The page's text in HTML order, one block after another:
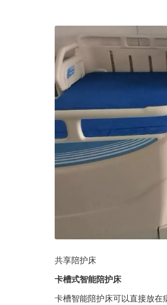
共享陪护床
卡槽式智能陪护床
卡槽智能陪护床可以直接放